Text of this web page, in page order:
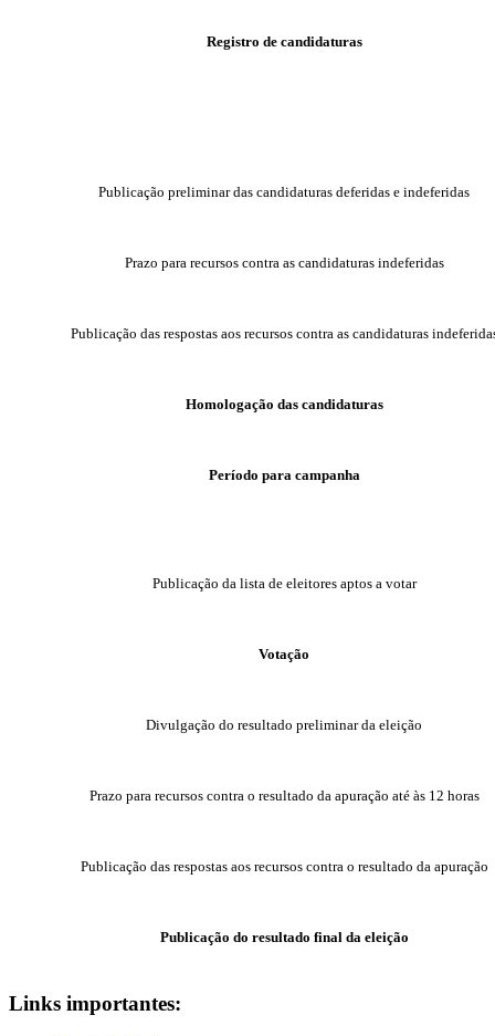
Registro de candidaturas
Publicação preliminar das candidaturas deferidas e indeferidas
Prazo para recursos contra as candidaturas indeferidas
Publicação das respostas aos recursos contra as candidaturas
Homologação das candidaturas
Período para campanha
Publicação da lista de eleitores aptos a votar
Votação
Divulgação do resultado preliminar da eleição
Prazo para recursos contra o resultado da apuração até às 12 horas
Publicação das respostas aos recursos contra o resultado da apuração
Publicação do resultado final da eleição
Links importantes: